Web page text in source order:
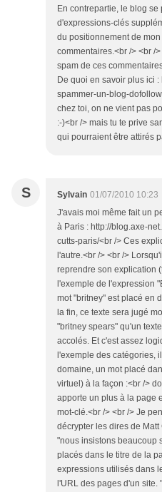
En contrepartie, le blog
d'expressions-clés
du positionnement de
commentaires.<br /> <br /
spam de ces
De quoi en savoir plus ici
spammer-un-blog-
chez toi, on ne vient pas
:-)<br /> mais tu te prive
qui pourraient être attirés
S Sylvain 01/07/2010 10:23
J'avais moi même fait un
à Paris : http://blog.axe-
cutts-paris/<br /> Ces
l'autre.<br /> <br />
reprendre son explication
l'exemple de l'expression
mot "britney" est placé en
la fin, ce texte sera jugé
"britney spears" qu'un
accolés. Et c'est assez
l'exemple des catégories,
domaine, un mot placé
virtuel) à la façon :<br />
apporte un plus à la page
mot-clé.<br /> <br /> Je
décrypter les dires de
"nous insistons beaucoup
placés dans le titre de la
expressions utilisés dans
l'URL des pages d'un site.